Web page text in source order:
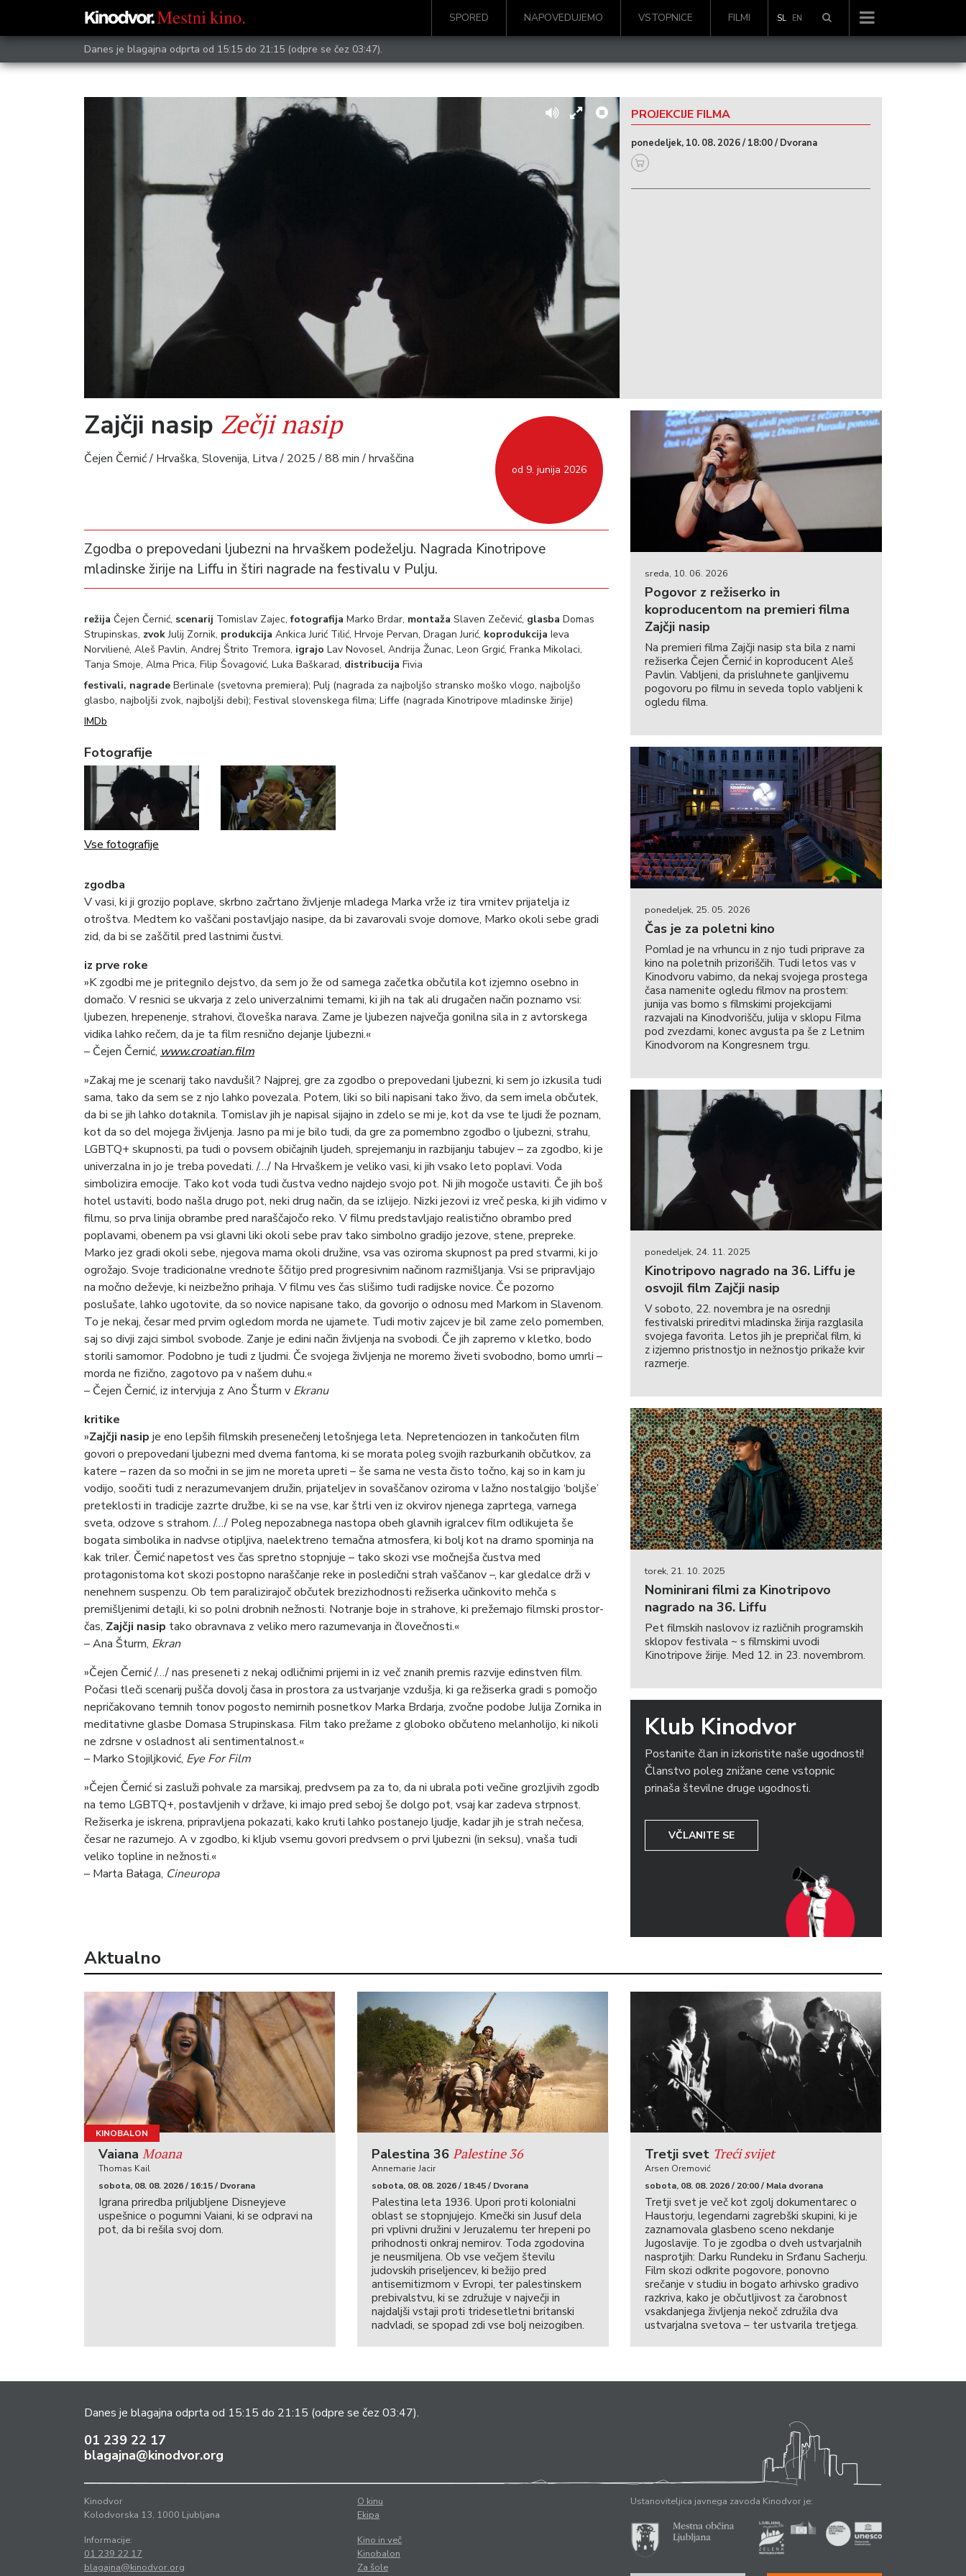
SPORED NAPOVEDUJEMO VSTOPNICE FILMI SL EN
Danes je blagajna odprta od 15:15 do 21:15 (odpre se čez 03:47).
PROJEKCIJE FILMA
ponedeljek, 10. 08. 2026 / 18:00 / Dvorana
od 9. junija 2026
Zajčji nasip Zečji nasip
Čejen Černić / Hrvaška, Slovenija, Litva / 2025 / 88 min / hrvaščina
Zgodba o prepovedani ljubezni na hrvaškem podeželju. Nagrada Kinotripove
mladinske žirije na Liffu in štiri nagrade na festivalu v Pulju.
režija Čejen Černić, scenarij Tomislav Zajec,fotografija Marko Brdar, montaža Slaven Zečević, glasba Domas
Strupinskas, zvokJulij Zornik, produkcija Ankica Jurić Tilić, Hrvoje Pervan, Dragan Jurić, koprodukcija Ieva
Norvilienė, Aleš Pavlin, Andrej Štrito Tremora, igrajo Lav Novosel, Andrija Žunac, Leon Grgić, Franka Mikolaci,
Tanja Smoje, Alma Prica, Filip Šovagović, Luka Baškarad, distribucija Fivia
festivali, nagrade Berlinale (svetovna premiera); Pulj (nagrada za najboljšo stransko moško vlogo, najboljšo
glasbo, najboljši zvok, najboljši debi); Festival slovenskega filma; Liffe (nagrada Kinotripove mladinske žirije)
IMDb
Fotografije
Vse fotografije
zgodba
V vasi, ki ji grozijo poplave, skrbno začrtano življenje mladega Marka vrže iz tira vrnitev prijatelja iz
otroštva. Medtem ko vaščani postavljajo nasipe, da bi zavarovali svoje domove, Marko okoli sebe gradi
zid, da bi se zaščitil pred lastnimi čustvi.
iz prve roke
»K zgodbi me je pritegnilo dejstvo, da sem jo že od samega začetka občutila kot izjemno osebno in
domačo. V resnici se ukvarja z zelo univerzalnimi temami, ki jih na tak ali drugačen način poznamo vsi:
ljubezen, hrepenenje, strahovi, človeška narava. Zame je ljubezen največja gonilna sila in z avtorskega
vidika lahko rečem, da je ta film resnično dejanje ljubezni.«
– Čejen Černić, www.croatian.film
»Zakaj me je scenarij tako navdušil? Najprej, gre za zgodbo o prepovedani ljubezni, ki sem jo izkusila tudi
sama, tako da sem se z njo lahko povezala. Potem, liki so bili napisani tako živo, da sem imela občutek,
da bi se jih lahko dotaknila. Tomislav jih je napisal sijajno in zdelo se mi je, kot da vse te ljudi že poznam,
kot da so del mojega življenja. Jasno pa mi je bilo tudi, da gre za pomembno zgodbo o ljubezni, strahu,
LGBTQ+ skupnosti, pa tudi o povsem običajnih ljudeh, sprejemanju in razbijanju tabujev – za zgodbo, ki je
univerzalna in jo je treba povedati. /…/ Na Hrvaškem je veliko vasi, ki jih vsako leto poplavi. Voda
simbolizira emocije. Tako kot voda tudi čustva vedno najdejo svojo pot. Ni jih mogoče ustaviti. Če jih boš
hotel ustaviti, bodo našla drugo pot, neki drug način, da se izlijejo. Nizki jezovi iz vreč peska, ki jih vidimo v
filmu, so prva linija obrambe pred naraščajočo reko. V filmu predstavljajo realistično obrambo pred
poplavami, obenem pa vsi glavni liki okoli sebe prav tako simbolno gradijo jezove, stene, prepreke.
Marko jez gradi okoli sebe, njegova mama okoli družine, vsa vas oziroma skupnost pa pred stvarmi, ki jo
ogrožajo. Svoje tradicionalne vrednote ščitijo pred progresivnim načinom razmišljanja. Vsi se pripravljajo
na močno deževje, ki neizbežno prihaja. V filmu ves čas slišimo tudi radijske novice. Če pozorno
poslušate, lahko ugotovite, da so novice napisane tako, da govorijo o odnosu med Markom in Slavenom.
To je nekaj, česar med prvim ogledom morda ne ujamete. Tudi motiv zajcev je bil zame zelo pomemben,
saj so divji zajci simbol svobode. Zanje je edini način življenja na svobodi. Če jih zapremo v kletko, bodo
storili samomor. Podobno je tudi z ljudmi. Če svojega življenja ne moremo živeti svobodno, bomo umrli –
morda ne fizično, zagotovo pa v našem duhu.«
– Čejen Černić, iz intervjuja z Ano Šturm v Ekranu
kritike
»Zajčji nasip je eno lepših filmskih presenečenj letošnjega leta. Nepretenciozen in tankočuten film
govori o prepovedani ljubezni med dvema fantoma, ki se morata poleg svojih razburkanih občutkov, za
katere – razen da so močni in se jim ne moreta upreti – še sama ne vesta čisto točno, kaj so in kam ju
vodijo, soočiti tudi z nerazumevanjem družin, prijateljev in sovaščanov oziroma v lažno nostalgijo ‘boljše’
preteklosti in tradicije zazrte družbe, ki se na vse, kar štrli ven iz okvirov njenega zaprtega, varnega
sveta, odzove s strahom. /…/ Poleg nepozabnega nastopa obeh glavnih igralcev film odlikujeta še
bogata simbolika in nadvse otipljiva, naelektreno temačna atmosfera, ki bolj kot na dramo spominja na
kak triler. Černić napetost ves čas spretno stopnjuje – tako skozi vse močnejša čustva med
protagonistoma kot skozi postopno naraščanje reke in posledični strah vaščanov –, kar gledalce drži v
nenehnem suspenzu. Ob tem paralizirajoč občutek brezizhodnosti režiserka učinkovito mehča s
premišljenimi detajli, ki so polni drobnih nežnosti. Notranje boje in strahove, ki prežemajo filmski prostor-
čas, Zajčji nasip tako obravnava z veliko mero razumevanja in človečnosti.«
– Ana Šturm, Ekran
»Čejen Černić /…/ nas preseneti z nekaj odličnimi prijemi in iz več znanih premis razvije edinstven film.
Počasi tleči scenarij pušča dovolj časa in prostora za ustvarjanje vzdušja, ki ga režiserka gradi s pomočjo
nepričakovano temnih tonov pogosto nemirnih posnetkov Marka Brdarja, zvočne podobe Julija Zornika in
meditativne glasbe Domasa Strupinskasa. Film tako prežame z globoko občuteno melanholijo, ki nikoli
ne zdrsne v osladnost ali sentimentalnost.«
– Marko Stojiljković, Eye For Film
»Čejen Černić si zasluži pohvale za marsikaj, predvsem pa za to, da ni ubrala poti večine grozljivih zgodb
na temo LGBTQ+, postavljenih v države, ki imajo pred seboj še dolgo pot, vsaj kar zadeva strpnost.
Režiserka je iskrena, pripravljena pokazati, kako kruti lahko postanejo ljudje, kadar jih je strah nečesa,
česar ne razumejo. A v zgodbo, ki kljub vsemu govori predvsem o prvi ljubezni (in seksu), vnaša tudi
veliko topline in nežnosti.«
– Marta Bałaga, Cineuropa
sreda, 10. 06. 2026
Pogovor z režiserko in
koproducentom na premieri filma
Zajčji nasip
Na premieri filma Zajčji nasip sta bila z nami
režiserka Čejen Černić in koproducent Aleš
Pavlin. Vabljeni, da prisluhnete ganljivemu
pogovoru po filmu in seveda toplo vabljeni k
ogledu filma.
ponedeljek, 25. 05. 2026
Čas je za poletni kino
Pomlad je na vrhuncu in z njo tudi priprave za
kino na poletnih prizoriščih. Tudi letos vas v
Kinodvoru vabimo, da nekaj svojega prostega
časa namenite ogledu filmov na prostem:
junija vas bomo s filmskimi projekcijami
razvajali na Kinodvorišču, julija v sklopu Filma
pod zvezdami, konec avgusta pa še z Letnim
Kinodvorom na Kongresnem trgu.
ponedeljek, 24. 11. 2025
Kinotripovo nagrado na 36. Liffu je
osvojil film Zajčji nasip
V soboto, 22. novembra je na osrednji
festivalski prireditvi mladinska žirija razglasila
svojega favorita. Letos jih je prepričal film, ki
z izjemno pristnostjo in nežnostjo prikaže kvir
razmerje.
torek, 21. 10. 2025
Nominirani filmi za Kinotripovo
nagrado na 36. Liffu
Pet filmskih naslovov iz različnih programskih
sklopov festivala ~ s filmskimi uvodi
Kinotripove žirije. Med 12. in 23. novembrom.
Klub Kinodvor
Postanite član in izkoristite naše ugodnosti!
Članstvo poleg znižane cene vstopnic
prinaša številne druge ugodnosti.
VČLANITE SE
Aktualno
KINOBALON
Vaiana Moana
Thomas Kail
sobota, 08. 08. 2026 / 16:15 / Dvorana
Igrana priredba priljubljene Disneyjeve
uspešnice o pogumni Vaiani, ki se odpravi na
pot, da bi rešila svoj dom.
Palestina 36 Palestine 36
Annemarie Jacir
sobota, 08. 08. 2026 / 18:45 / Dvorana
Palestina leta 1936. Upori proti kolonialni
oblast se stopnjujejo. Kmečki sin Jusuf dela
pri vplivni družini v Jeruzalemu ter hrepeni po
prihodnosti onkraj nemirov. Toda zgodovina
je neusmiljena. Ob vse večjem številu
judovskih priseljencev, ki bežijo pred
antisemitizmom v Evropi, ter palestinskem
prebivalstvu, ki se združuje v največji in
najdaljši vstaji proti tridesetletni britanski
nadvladi, se spopad zdi vse bolj neizogiben.
Tretji svet Treći svijet
Arsen Oremović
sobota, 08. 08. 2026 / 20:00 / Mala dvorana
Tretji svet je več kot zgolj dokumentarec o
Haustorju, legendarni zagrebški skupini, ki je
zaznamovala glasbeno sceno nekdanje
Jugoslavije. To je zgodba o dveh ustvarjalnih
nasprotjih: Darku Rundeku in Srđanu Sacherju.
Film skozi odkrite pogovore, ponovno
srečanje v studiu in bogato arhivsko gradivo
razkriva, kako je občutljivost za čarobnost
vsakdanjega življenja nekoč združila dva
ustvarjalna svetova – ter ustvarila tretjega.
Danes je blagajna odprta od 15:15 do 21:15 (odpre se čez 03:47).
01 239 22 17
blagajna@kinodvor.org
Kinodvor
Kolodvorska 13, 1000 Ljubljana
Informacije:
01 239 22 17
blagajna@kinodvor.org
O kinu
Ekipa
Kino in več
Kinobalon
Za šole
Ustanoviteljica javnega zavoda Kinodvor je: